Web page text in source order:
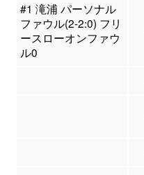
#1 滝浦 パーソナル
ファウル(2-2:0) フリ
ースローオンファウ
ル0